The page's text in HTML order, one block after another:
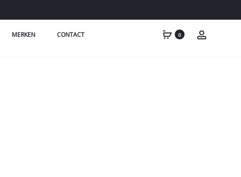
MERKEN CONTACT 0